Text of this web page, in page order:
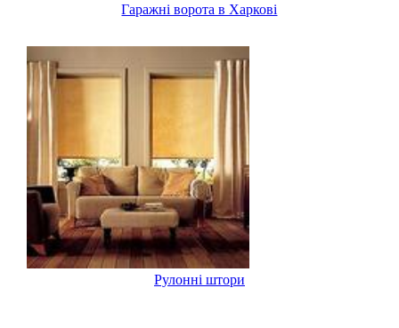
Гаражні ворота в Харкові
Рулонні штори